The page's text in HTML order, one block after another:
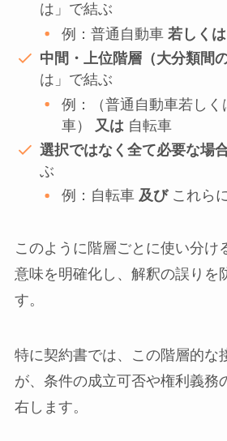
は」で結ぶ
例：普通自動車若しくは
中間・上位階層（大分類間の
は」で結ぶ
例：（普通自動車若し
車） 又は 自転車
選択ではなく全て必要な場
ぶ
例：自転車 及びこれら
このように階層ごとに使い分け
意味を明確化し、解釈の誤りを
す。
特に契約書では、この階層的な
が、条件の成立可否や権利義務
右します。